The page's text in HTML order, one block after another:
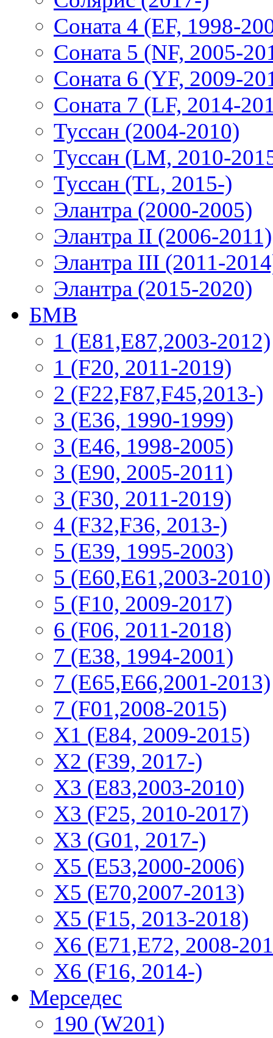
Соната 4 (EF, 1998-
Соната 5 (NF, 2005-
Соната 6 (YF, 2009-
Соната 7 (LF, 2014-
Туссан (2004-2010)
Туссан (LM, 2010-
Туссан (TL, 2015-)
Элантра (2000-2005)
Элантра II (2006-2011)
Элантра III (2011-
Элантра (2015-2020)
БМВ
1 (E81,E87,2003-2012)
1 (F20, 2011-2019)
2 (F22,F87,F45,2013-)
3 (Е36, 1990-1999)
3 (E46, 1998-2005)
3 (E90, 2005-2011)
3 (F30, 2011-2019)
4 (F32,F36, 2013-)
5 (E39, 1995-2003)
5 (E60,E61,2003-2010)
5 (F10, 2009-2017)
6 (F06, 2011-2018)
7 (E38, 1994-2001)
7 (E65,E66,2001-2013)
7 (F01,2008-2015)
X1 (E84, 2009-2015)
Х2 (F39, 2017-)
X3 (E83,2003-2010)
X3 (F25, 2010-2017)
X3 (G01, 2017-)
X5 (E53,2000-2006)
X5 (E70,2007-2013)
X5 (F15, 2013-2018)
X6 (E71,E72, 2008-
X6 (F16, 2014-)
Мерседес
190 (W201)